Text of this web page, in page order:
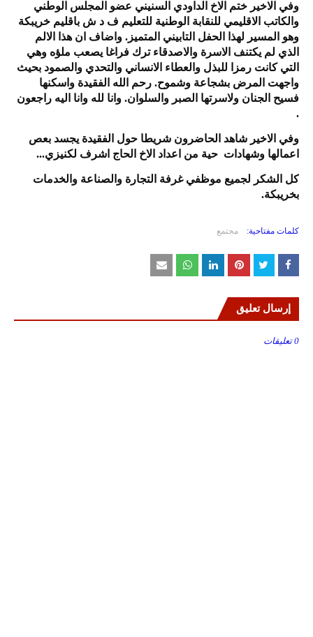
وفي الاخير ختم الاخ الداودي السنيني عضو المجلس الوطني
والكاتب الاقليمي للنقابة الوطنية للتعليم ف د ش باقليم خريبكة
وهو المسير لهذا الحفل التابيني المتميز. واضاف ان هذا الالم
الذي لم يكتنف الاسرة والاصدقاء ترك فراغا يصعب ملؤه وهي
التي كانت رمزا للبذل والعطاء الانساني والتحدي والصمود بحيث
واجهت المرض بشجاعة وشموح. رحم الله الفقيدة واسكنها
فسيح الجنان ولاسرتها الصبر والسلوان. وانا لله وانا اليه راجعون
.
وفي الاخير شاهد الحاضرون شريطا حول الفقيدة يجسد بعص
اعمالها وشهادات حية من اعداد الاخ الحاج اشرف لكنيزي...
كل الشكر لجميع موظفي غرفة التجارة والصناعة والخدمات
بخريبكة.
كلمات مفتاحية: مجتمع
إرسال تعليق
0 تعليقات